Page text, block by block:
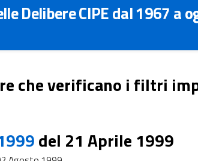
Delibere CIPE dal 1967 a
che verificano i filtri
del 21 Aprile 1999